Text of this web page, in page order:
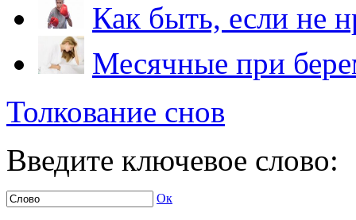
Как быть, если не
Месячные при
Толкование снов
Введите ключевое слово:
Ок